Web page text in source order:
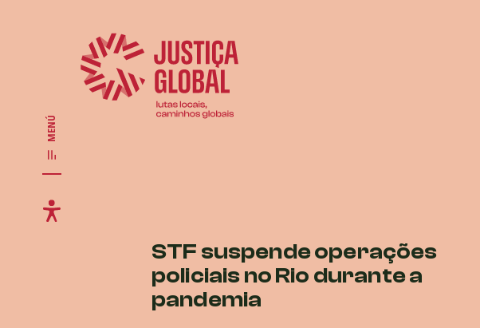
MENÚ
STF suspende operações
policiais no Rio durante a
pandemia